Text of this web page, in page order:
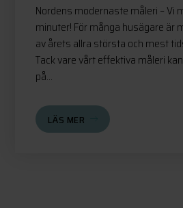
Nordens modernaste måleri – Vi
minuter! För många husägare är
av årets allra största och mest
Tack vare vårt effektiva måleri
på...
LÄS MER